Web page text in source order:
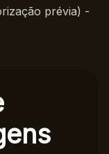
prévia) -